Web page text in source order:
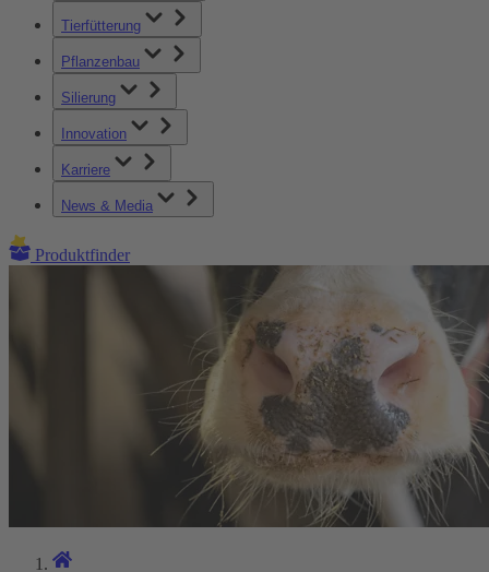
Tierfütterung
Pflanzenbau
Silierung
Innovation
Karriere
News & Media
Produktfinder